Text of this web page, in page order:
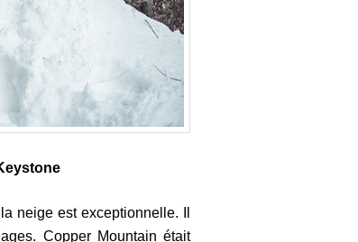
neige est exceptionnelle. Il
Copper Mountain était